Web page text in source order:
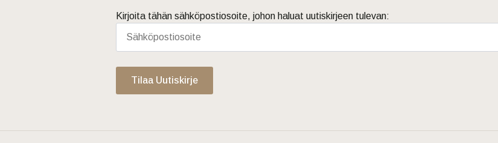
Kirjoita tähän sähköpostiosoite, johon haluat uutiskirjeen tulevan:
Tilaa Uutiskirje